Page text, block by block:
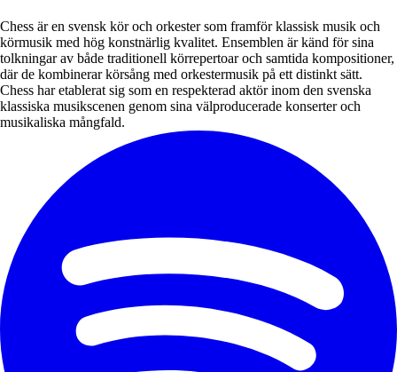
Chess är en svensk kör och orkester som framför klassisk musik och
körmusik med hög konstnärlig kvalitet. Ensemblen är känd för sina
tolkningar av både traditionell körrepertoar och samtida kompositioner,
där de kombinerar körsång med orkestermusik på ett distinkt sätt.
Chess har etablerat sig som en respekterad aktör inom den svenska
klassiska musikscenen genom sina välproducerade konserter och
musikaliska mångfald.